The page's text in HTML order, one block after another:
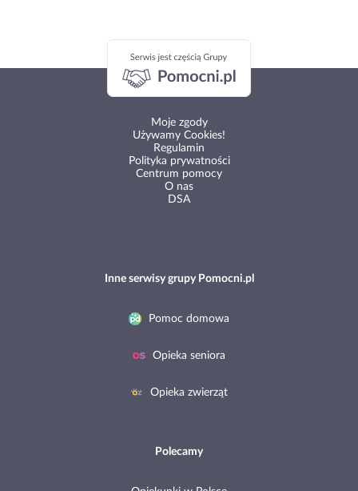
Moje zgody
Używamy Cookies!
Regulamin
Polityka prywatności
Centrum pomocy
O nas
DSA
Inne serwisy grupy Pomocni.pl
Pomoc domowa
Opieka seniora
Opieka zwierząt
Polecamy